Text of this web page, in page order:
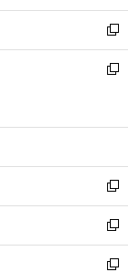
開
く
ウ
で
開
く
ン
ド
ウ
で
ウ
ィ
ン
ド
開
新
し
い
ン
ウ
で
開
く
新
ウ
ン
ド
ウ
で
開
く
新
し
い
ウ
ィ
新
し
い
新